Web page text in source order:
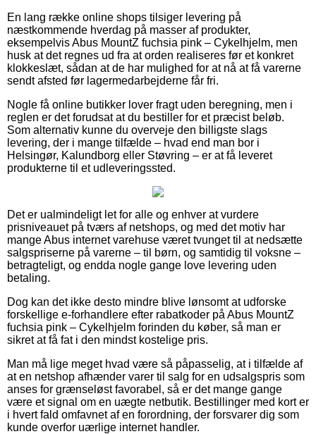
En lang række online shops tilsiger levering på
næstkommende hverdag på masser af produkter,
eksempelvis Abus MountZ fuchsia pink – Cykelhjelm, men
husk at det regnes ud fra at orden realiseres før et konkret
klokkeslæt, sådan at de har mulighed for at nå at få varerne
sendt afsted før lagermedarbejderne får fri.
Nogle få online butikker lover fragt uden beregning, men i
reglen er det forudsat at du bestiller for et præcist beløb.
Som alternativ kunne du overveje den billigste slags
levering, der i mange tilfælde – hvad end man bor i
Helsingør, Kalundborg eller Støvring – er at få leveret
produkterne til et udleveringssted.
Det er ualmindeligt let for alle og enhver at vurdere
prisniveauet på tværs af netshops, og med det motiv har
mange Abus internet varehuse været tvunget til at nedsætte
salgspriserne på varerne – til børn, og samtidig til voksne –
betragteligt, og endda nogle gange love levering uden
betaling.
Dog kan det ikke desto mindre blive lønsomt at udforske
forskellige e-forhandlere efter rabatkoder på Abus MountZ
fuchsia pink – Cykelhjelm forinden du køber, så man er
sikret at få fat i den mindst kostelige pris.
Man må lige meget hvad være så påpasselig, at i tilfælde af
at en netshop afhænder varer til salg for en udsalgspris som
anses for grænseløst favorabel, så er det mange gange
være et signal om en uægte netbutik. Bestillinger med kort er
i hvert fald omfavnet af en forordning, der forsvarer dig som
kunde overfor uærlige internet handler.